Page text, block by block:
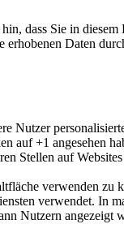
dass Sie in diesem
Daten
Nutzer
auf +1 angesehen
Stellen auf
verwenden zu
verwendet. In
Nutzern angezeigt